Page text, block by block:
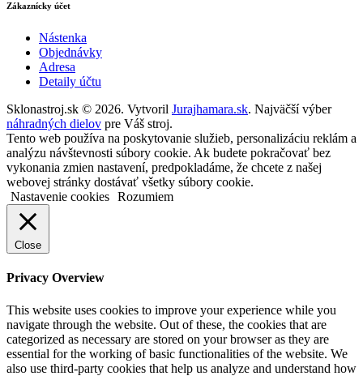
Zákaznícky účet
Nástenka
Objednávky
Adresa
Detaily účtu
Sklonastroj.sk © 2026. Vytvoril Jurajhamara.sk. Najväčší výber
náhradných dielov pre Váš stroj.
Tento web používa na poskytovanie služieb, personalizáciu reklám a
analýzu návštevnosti súbory cookie. Ak budete pokračovať bez
vykonania zmien nastavení, predpokladáme, že chcete z našej
webovej stránky dostávať všetky súbory cookie.
Nastavenie cookies Rozumiem
Close
Privacy Overview
This website uses cookies to improve your experience while you
navigate through the website. Out of these, the cookies that are
categorized as necessary are stored on your browser as they are
essential for the working of basic functionalities of the website. We
also use third-party cookies that help us analyze and understand how